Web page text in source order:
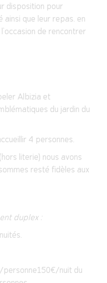
disposition pour
que leur repas. en
de rencontrer
Albizia et
du jardin du
4 personnes.
literie) nous avons
resté fidèles aux
duplex :
nuit du